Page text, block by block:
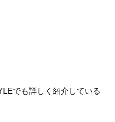
でも詳しく紹介している